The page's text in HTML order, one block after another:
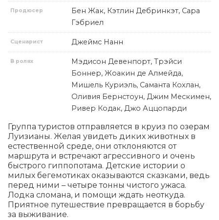
Продюсер
Бен Жак, Кэтлин Дебринкэт, Сара
Гэбриел
Сценарист Джеймс Нанн
В ролях
Мэдисон Девенпорт, Трэйси
Боннер, Жоакин де Алмейда,
Мишель Куриэль, Саманта Кохлан,
Оливия Бернстоун, Джим Мескимен,
Ривер Кодак, Джо Аццопарди
Группа туристов отправляется в круиз по озерам
Луизианы. Желая увидеть диких животных в
естественной среде, они отклоняются от
маршрута и встречают агрессивного и очень
быстрого гиппопотама. Детские истории о
милых бегемотиках оказываются сказками, ведь
перед ними – четыре тонны чистого ужаса.
Лодка сломана, и помощи ждать неоткуда.
Приятное путешествие превращается в борьбу
за выживание.